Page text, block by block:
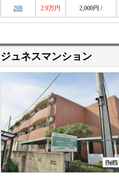
208 2.9万円 2,000円 /
ジュネスマンション